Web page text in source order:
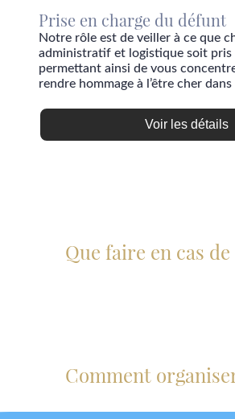
Prise en charge du défunt
Notre rôle est de veiller à ce que
administratif et logistique soit pris
permettant ainsi de vous
rendre hommage à l’être cher
Voir les détails
Que faire en cas de
Comment